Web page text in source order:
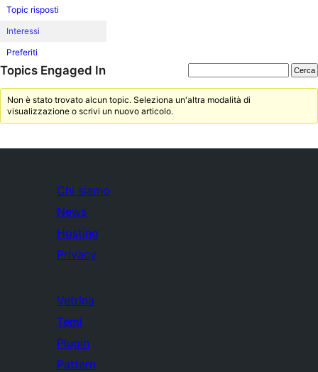
Topic risposti
Interessi
Preferiti
Topics Engaged In
Non è stato trovato alcun topic. Seleziona un'altra modalità di
visualizzazione o scrivi un nuovo articolo.
Chi siamo
News
Hosting
Privacy
Vetrina
Temi
Plugin
Pattern